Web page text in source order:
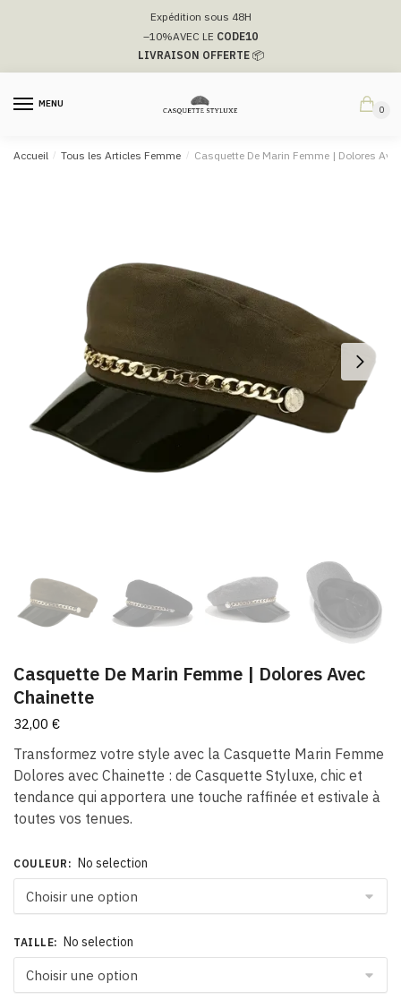
navigation
Expédition sous 48H
–10%AVEC LE CODE10
LIVRAISON OFFERTE📦
MENU
0
Accueil / Tous les Articles Femme / Casquette De Marin Femme​ | Dolores
Casquette De Marin Femme​ | Dolores Avec
Chainette
32,00 €
Transformez votre style avec la Casquette Marin Femme
Dolores avec Chainette : de Casquette Styluxe, chic et
tendance qui apportera une touche raffinée et estivale à
toutes vos tenues.
COULEUR : No selection
TAILLE: No selection